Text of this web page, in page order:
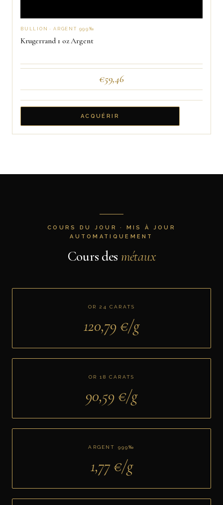
BULLION · ARGENT 999‰
Krugerrand 1 oz Argent
€59,46
ACQUÉRIR
COURS DU JOUR · MIS À JOUR
AUTOMATIQUEMENT
Cours des métaux
OR 24 CARATS
120,79 €/g
OR 18 CARATS
90,59 €/g
ARGENT 999‰
1,77€/g